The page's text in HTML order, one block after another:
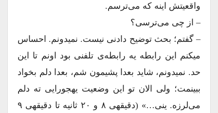
واقعیتش اینه که می‌ترسم.
– از چی می‌ترسی؟
– گفتم؛ بحث توضیح دادنی نیست. نمیدونم. احساس
میکنم این رابطه یه رابطه‌ی تلفنی بود اونم تا این
حد. نمیدونم، شاید بعدا پشیمون شم، بعدا دلم بخواد
ببینمت؛ ولی الان تو این وضعیت یهجورایی ته دلم
می‌لرزه. ینی…» (دقیقهی ۸ و ۲۰ ثانیه تا دقیقهی ۹